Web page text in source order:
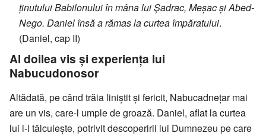
ținutului Babilonului în mâna lui Șadrac, Meșac și Abed-
Nego. Daniel însă a rămas la curtea împăratului.
(Daniel, cap II)
Al doilea vis și experiența lui
Nabucudonosor
Altădată, pe când trăia liniștit și fericit, Nabucadnețar mai
are un vis, care-l umple de groază. Daniel, aflat la curtea
lui i-l tâlcuiește, potrivit descoperirii lui Dumnezeu pe care